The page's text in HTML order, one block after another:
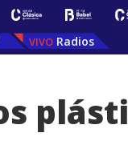
Radios